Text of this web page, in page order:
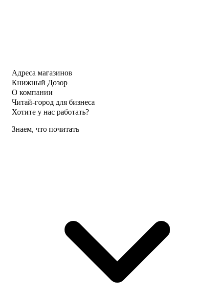
Адреса магазинов
Книжный Дозор
О компании
Читай-город для бизнеса
Хотите у нас работать?
Знаем, что почитать